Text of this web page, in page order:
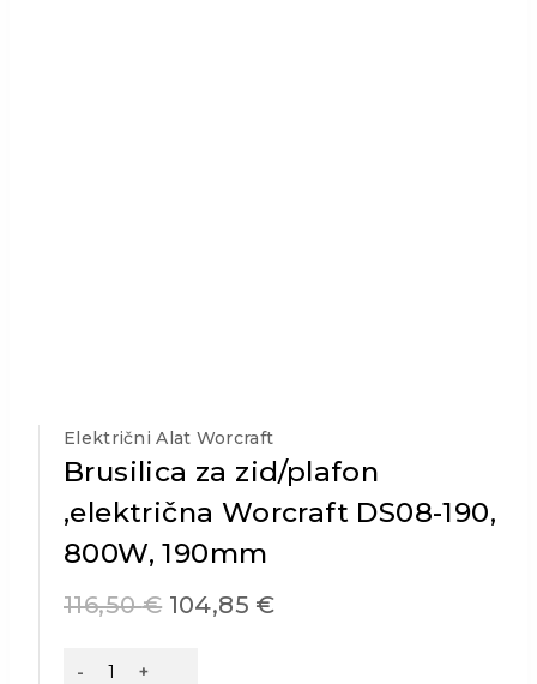
Električni Alat Worcraft
Brusilica za zid/plafon
,električna Worcraft DS08-190,
800W, 190mm
116,50€ 104,85 €
Brusilica